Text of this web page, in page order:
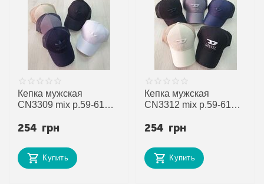
Кепка мужская
CN3309 mix р.59-61
оптом от прямого
254 грн
Купить
Кепка мужская
CN3312 mix р.59-61
оптом от прямого
254 грн
Купить